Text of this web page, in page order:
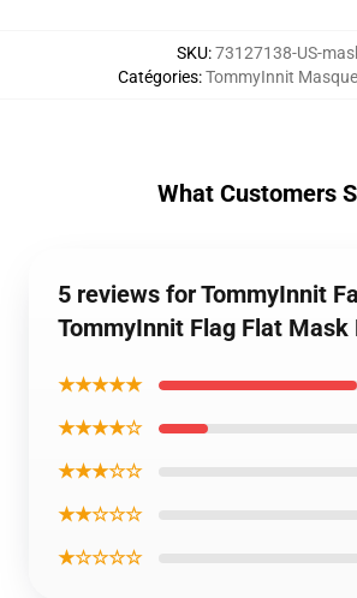
SKU:73127138-US-
Catégories:TommyInnit
What Customers
5 reviews for TommyInnit
TommyInnit Flag Flat Mask
★★★★★
★★★★☆
★★★☆☆
★★☆☆☆
★☆☆☆☆